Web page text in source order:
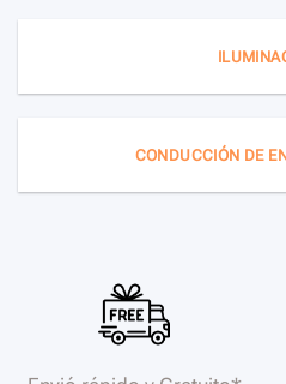
CONDUCCIÓN DE